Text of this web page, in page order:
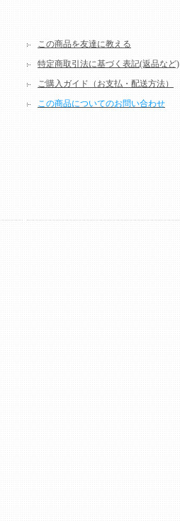
この商品を友達に教える
特定商取引法に基づく表記(返品など)
ご購入ガイド（お支払・配送方法）
この商品についてのお問い合わせ